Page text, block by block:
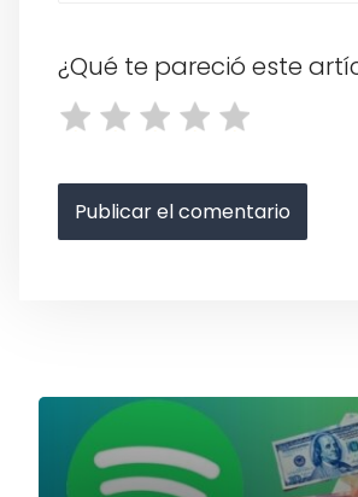
¿Qué te pareció este